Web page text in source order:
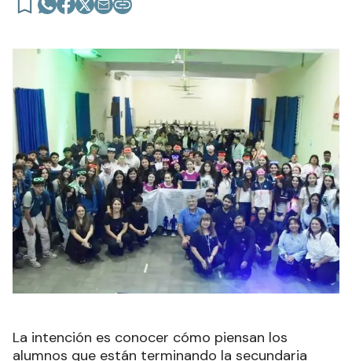
La intención es conocer cómo piensan los
alumnos que están terminando la secundaria